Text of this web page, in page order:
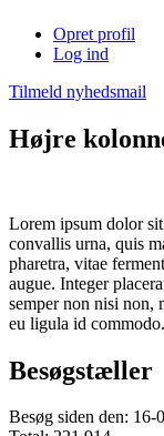
Opret profil
Log ind
Tilmeld nyhedsmail
Højre
Lorem ipsum dolor
convallis urna, quis
pharetra, vitae
augue. Integer
semper non nisi non,
eu ligula id commodo.
Besøgstæller
Besøg siden den: 16-